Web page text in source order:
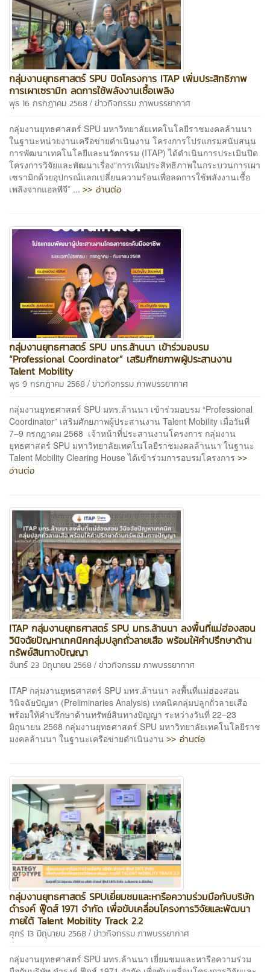
กลุ่มงานยุทธศาสตร์ SPU ปิดโครงการ ITAP เพิ่มประสิทธิภาพ
การเผาเซรามิก ลดการใช้พลังงานเชื้อเพลิง
พุธ 16 กรกฎาคม 2568 / ข่าวกิจกรรมภาพบรรยากาศ
กลุ่มงานยุทธศาสตร์ SPU มหาวิทยาลัยเทคโนโลยีราชมงคลล้านนา
ในฐานะหน่วยงานเครือข่ายดำเนินงาน โครงการโปรแกรมสนับสนุน
การพัฒนาเทคโนโลยีและนวัตกรรม (ITAP) ได้ดำเนินการประเมินปิด
โครงการวิจัยและพัฒนาเรื่อง“การเพิ่มประสิทธิภาพในกระบวนการเผา
เซรามิกด้วยอุปกรณ์แลกเปลี่ยนความร้อนเพื่อลดการใช้พลังงานเชื้อ
เพลิงจากแอลพีจี” ... >> อ่านต่อ
กลุ่มงานยุทธศาสตร์ SPU มทร.ล้านนา เข้าร่วมอบรม
“Professional Coordinator” เสริมศักยภาพผู้ประสานงาน
Talent Mobility
พุธ 9 กรกฎาคม 2568 / ข่าวกิจกรรมภาพบรรยากาศ
กลุ่มงานยุทธศาสตร์ SPU มทร.ล้านนา เข้าร่วมอบรม “Professional
Coordinator” เสริมศักยภาพผู้ประสานงาน Talent Mobility เมื่อวันที่
7–9 กรกฎาคม 2568 เจ้าหน้าที่ประสานงานโครงการ กลุ่มงาน
ยุทธศาสตร์ SPU มหาวิทยาลัยเทคโนโลยีราชมงคลล้านนา ในฐานะ
Talent Mobility Clearing House ได้เข้าร่วมการอบรมโครงการ >>
อ่านต่อ
ITAP กลุ่มงานยุทธศาสตร์ SPU มทร.ล้านนา ลงพื้นที่แม่ฮ่องสอน
วินิจฉัยปัญหาเทคนิคกลุ่มปลูกถั่วลายเสือ พร้อมให้คำปรึกษาด้าน
ทรัพย์สินทางปัญญา
จันทร์ 23 มิถุนายน 2568 / ข่าวกิจกรรมภาพบรรยากาศ
ITAP กลุ่มงานยุทธศาสตร์ SPU มทร.ล้านนา ลงพื้นที่แม่ฮ่องสอน
วินิจฉัยปัญหา (Preliminaries Analysis) เทคนิคกลุ่มปลูกถั่วลายเสือ
พร้อมให้คำปรึกษาด้านทรัพย์สินทางปัญญา ระหว่างวันที่ 22–23
มิถุนายน 2568 กลุ่มงานยุทธศาสตร์ SPU มหาวิทยาลัยเทคโนโลยีราช
มงคลล้านนา ในฐานะเครือข่ายดำเนินงาน >> อ่านต่อ
กลุ่มงานยุทธศาสตร์ SPUเยี่ยมชมและหารือความร่วมมือกับบริษัท
ดำรงค์ ฟู๊ดส์ 1971 จำกัด เพื่อขับเคลื่อนโครงการวิจัยและพัฒนา
ภายใต้ Talent Mobility Track 2.2
ศุกร์ 13 มิถุนายน 2568 / ข่าวกิจกรรมภาพบรรยากาศ
กลุ่มงานยุทธศาสตร์ SPU มทร.ล้านนา เยี่ยมชมและหารือความร่วม